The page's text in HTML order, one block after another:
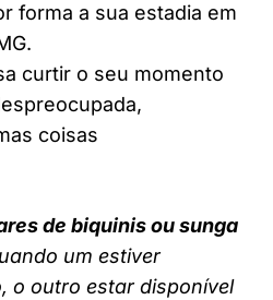
forma a sua estadia em
curtir o seu momento
coisas
de biquinis ou sunga
um estiver
o outro estar disponível